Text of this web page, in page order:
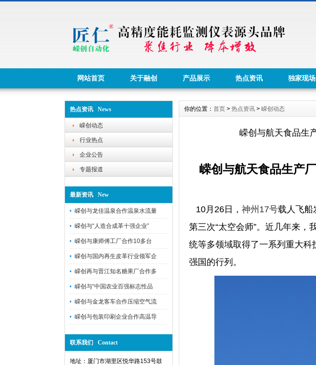
网站首页 关于融创 产品展示 热点资讯 独家现场
热点资讯 News
嵘创动态
行业热点
企业公告
专题报道
最新资讯 New
嵘创与龙佳温泉合作温泉水流量
嵘创与“人造合成革十强企业”
嵘创与康师傅工厂合作10多台
嵘创与国内再生皮革行业领军企
嵘创再与晋江知名糖果厂合作多
嵘创与“中国农业百强标志性品
嵘创与金龙客车合作压缩空气流
嵘创与包装印刷企业合作高温导
联系我们 Contact
地址：厦门市湖里区悦华路153号鼓
你的位置： 首页 > 热点资讯 > 嵘创动态
嵘创与航天食品生
嵘创与航天食品生产
10月 26 日， 神州 17号载人飞船
第三次“太空会师”。 近几年来，
统等多领域取得了一系列重大
强国的行列。